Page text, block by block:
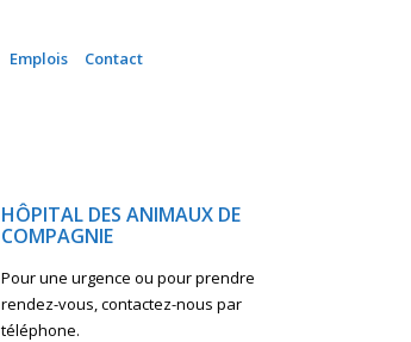
Emplois Contact
HÔPITAL DES ANIMAUX DE
COMPAGNIE
Pour une urgence ou pour prendre
rendez-vous, contactez-nous par
téléphone.